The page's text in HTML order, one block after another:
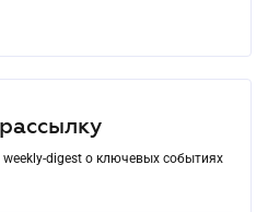
digest о ключевых событиях